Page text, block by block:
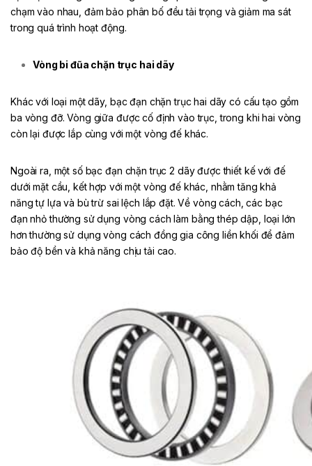
chạm vào nhau, đảm bảo phân bố đều tải trọng và giảm ma sát
trong quá trình hoạt động.
Vòng bi đũa chặn trục hai dãy
Khác với loại một dãy, bạc đạn chặn trục hai dãy có cấu tạo gồm
ba vòng đỡ. Vòng giữa được cố định vào trục, trong khi hai vòng
còn lại được lắp cùng với một vòng đế khác.
Ngoài ra, một số bạc đạn chặn trục 2 dãy được thiết kế với đế
dưới mặt cầu, kết hợp với một vòng đế khác, nhằm tăng khả
năng tự lựa và bù trừ sai lệch lắp đặt. Về vòng cách, các bạc
đạn nhỏ thường sử dụng vòng cách làm bằng thép dập, loại lớn
hơn thường sử dụng vòng cách đồng gia công liền khối để đảm
bảo độ bền và khả năng chịu tải cao.